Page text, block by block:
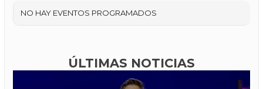
NO HAY EVENTOS PROGRAMADOS
ÚLTIMAS NOTICIAS